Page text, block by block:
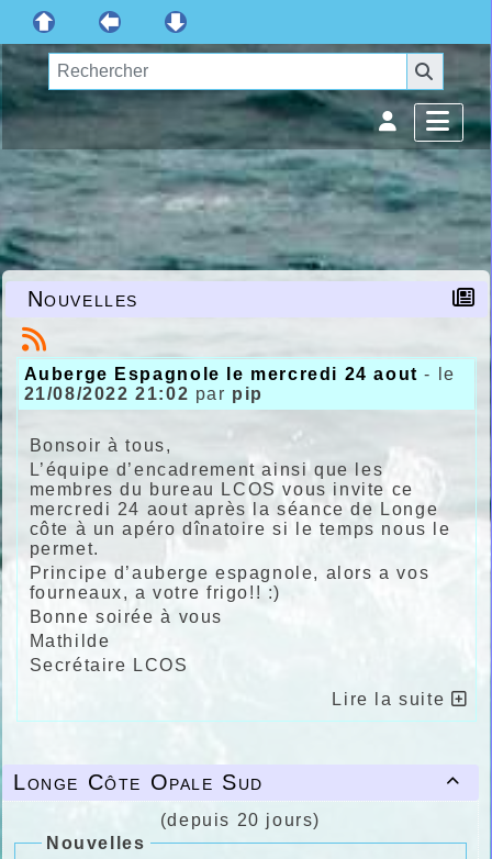

Longe Côte Opale Sud
(depuis 20 jours)
Nouvelles
Nouvelles
Auberge Espagnole le mercredi 24 aout - le
21/08/2022 21:02 par pip
Bonsoir à tous,
L’équipe d’encadrement ainsi que les
membres du bureau LCOS vous invite ce
mercredi 24 aout après la séance de Longe
côte à un apéro dînatoire si le temps nous le
permet.
Principe d’auberge espagnole, alors a vos
fourneaux, a votre frigo!! :)
Bonne soirée à vous
Mathilde
Secrétaire LCOS
Lire la suite